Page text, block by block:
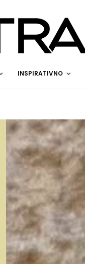
INSPIRATIVNO